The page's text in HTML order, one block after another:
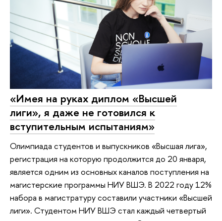
«Имея на руках диплом «Высшей
лиги», я даже не готовился к
вступительным испытаниям»
Олимпиада студентов и выпускников «Высшая лига»,
регистрация на которую продолжится до 20 января,
является одним из основных каналов поступления на
магистерские программы НИУ ВШЭ. В 2022 году 12%
набора в магистратуру составили участники «Высшей
лиги». Студентом НИУ ВШЭ стал каждый четвертый